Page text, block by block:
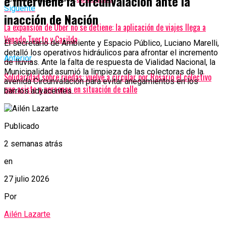
Siguente
La expansión de Uber no se detiene: la aplicación de viajes llega a
Venado Tuerto y Casilda
Anterior
Solidaridad sobre ruedas: vuelve a circular por Rosario el colectivo
que asiste a personas en situación de calle
inacción de Nación
El secretario de Ambiente y Espacio Público, Luciano Marelli,
detalló los operativos hidráulicos para afrontar el incremento
de lluvias. Ante la falta de respuesta de Vialidad Nacional, la
Municipalidad asumió la limpieza de las colectoras de la
avenida Circunvalación para evitar anegamientos en los
barrios adyacentes.
Publicado
2 semanas atrás
en
27 julio 2026
Por
Ailén Lazarte